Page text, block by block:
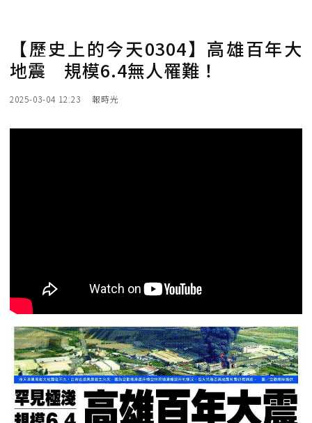
【歷史上的今天0304】高雄百年大
地震 規模6.4無人罹難！
2025-03-04 12:23 報時光